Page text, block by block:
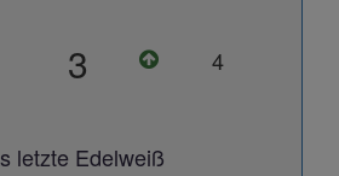
3 4
letzte Edelweiß